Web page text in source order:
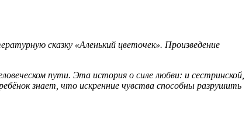
сказку «Аленький цветочек». Произведение
пути. Эта история о силе любви: и сестринской,
знает, что искренние чувства способны разрушить